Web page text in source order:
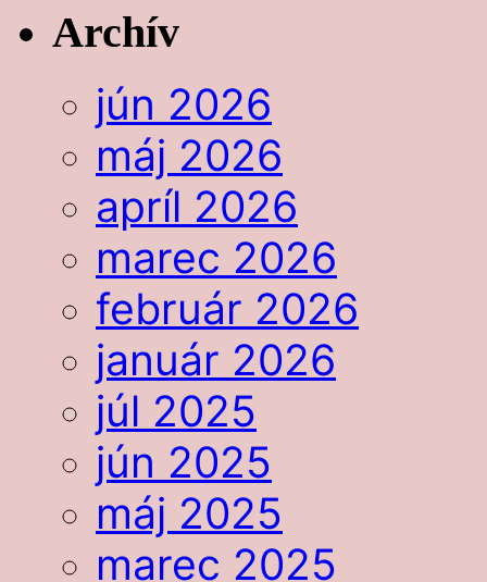
Archív
jún 2026
máj 2026
apríl 2026
marec 2026
február 2026
január 2026
júl 2025
jún 2025
máj 2025
marec 2025